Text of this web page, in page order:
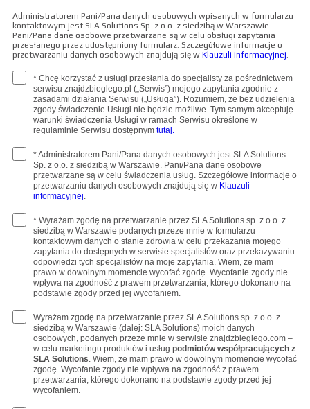
Administratorem Pani/Pana danych osobowych wpisanych w formularzu
kontaktowym jest SLA Solutions Sp. z o.o. z siedzibą w Warszawie.
Pani/Pana dane osobowe przetwarzane są w celu obsługi zapytania
przesłanego przez udostępniony formularz. Szczegółowe informacje o
przetwarzaniu danych osobowych znajdują się w Klauzuli informacyjnej.
* Chcę korzystać z usługi przesłania do specjalisty za pośrednictwem
serwisu znajdzbieglego.pl („Serwis”) mojego zapytania zgodnie z
zasadami działania Serwisu („Usługa”). Rozumiem, że bez udzielenia
zgody świadczenie Usługi nie będzie możliwe. Tym samym akceptuję
warunki świadczenia Usługi w ramach Serwisu określone w
regulaminie Serwisu dostępnym tutaj.
* Administratorem Pani/Pana danych osobowych jest SLA Solutions
Sp. z o.o. z siedzibą w Warszawie. Pani/Pana dane osobowe
przetwarzane są w celu świadczenia usług. Szczegółowe informacje o
przetwarzaniu danych osobowych znajdują się w Klauzuli
informacyjnej.
* Wyrażam zgodę na przetwarzanie przez SLA Solutions sp. z o.o. z
siedzibą w Warszawie podanych przeze mnie w formularzu
kontaktowym danych o stanie zdrowia w celu przekazania mojego
zapytania do dostępnych w serwisie specjalistów oraz przekazywaniu
odpowiedzi tych specjalistów na moje zapytania. Wiem, że mam
prawo w dowolnym momencie wycofać zgodę. Wycofanie zgody nie
wpływa na zgodność z prawem przetwarzania, którego dokonano na
podstawie zgody przed jej wycofaniem.
Wyrażam zgodę na przetwarzanie przez SLA Solutions sp. z o.o. z
siedzibą w Warszawie (dalej: SLA Solutions) moich danych
osobowych, podanych przeze mnie w serwisie znajdzbieglego.com –
w celu marketingu produktów i usług podmiotów współpracujących z
SLA Solutions. Wiem, że mam prawo w dowolnym momencie wycofać
zgodę. Wycofanie zgody nie wpływa na zgodność z prawem
przetwarzania, którego dokonano na podstawie zgody przed jej
wycofaniem.